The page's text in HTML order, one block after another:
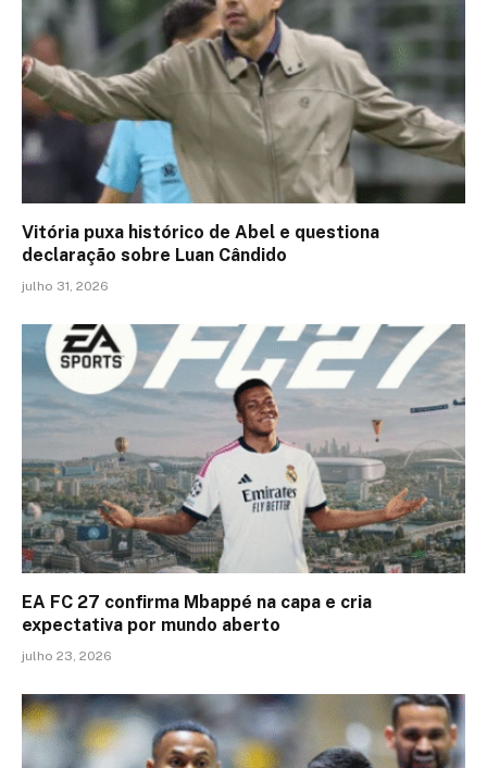
Vitória puxa histórico de Abel e questiona
declaração sobre Luan Cândido
julho 31, 2026
EA FC 27 confirma Mbappé na capa e cria
expectativa por mundo aberto
julho 23, 2026